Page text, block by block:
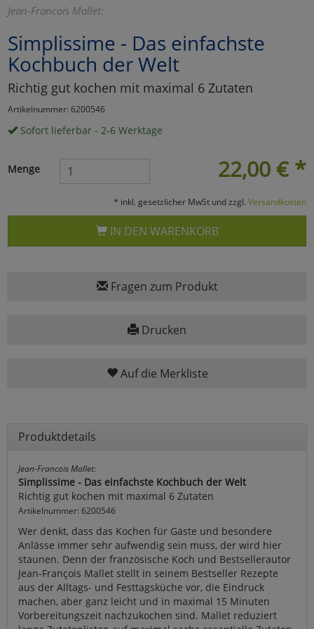
Jean-Francois Mallet:
Simplissime - Das einfachste
Kochbuch der Welt
Richtig gut kochen mit maximal 6 Zutaten
Artikelnummer: 6200546
Sofort lieferbar - 2-6 Werktage
22,00 € *
Menge
* inkl. gesetzlicher MwSt und zzgl. Versandkosten
IN DEN WARENKORB
Fragen zum Produkt
Drucken
Auf die Merkliste
Produktdetails
Jean-Francois Mallet:
Simplissime - Das einfachste Kochbuch der Welt
Richtig gut kochen mit maximal 6 Zutaten
Artikelnummer: 6200546
Wer denkt, dass das Kochen für Gäste und besondere
Anlässe immer sehr aufwendig sein muss, der wird hier
staunen. Denn der französische Koch und Bestsellerautor
Jean-François Mallet stellt in seinem Bestseller Rezepte
aus der Alltags- und Festtagsküche vor, die Eindruck
machen, aber ganz leicht und in maximal 15 Minuten
Vorbereitungszeit nachzukochen sind. Mallet reduziert
Umfragetools
zurück
zu Haupptseite